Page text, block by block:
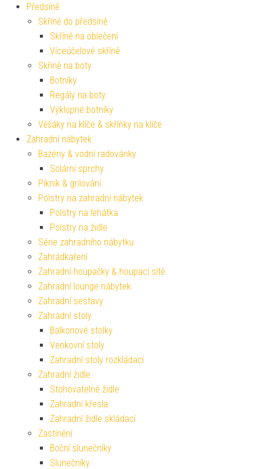
Předsíně
Skříně do předsíně
Skříně na oblečení
Víceúčelové skříně
Skříně na boty
Botníky
Regály na boty
Výklopné botníky
Věšáky na klíče & skříňky na klíče
Zahradní nábytek
Bazény & vodní radovánky
Solární sprchy
Piknik & grilování
Polstry na zahradní nábytek
Polstry na lehátka
Polstry na židle
Série zahradního nábytku
Zahrádkaření
Zahradní houpačky & houpací sítě
Zahradní lounge nábytek
Zahradní sestavy
Zahradní stoly
Balkonové stolky
Venkovní stoly
Zahradní stoly rozkládací
Zahradní židle
Stohovatelné židle
Zahradní křesla
Zahradní židle skládací
Zastínění
Boční slunečníky
Slunečníky